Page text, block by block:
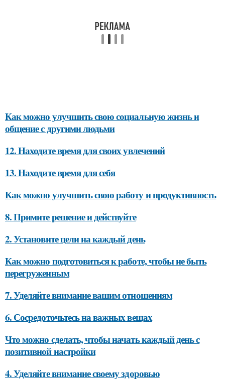
Как можно улучшить свою социальную жизнь и
общение с другими людьми
12. Находите время для своих увлечений
13. Находите время для себя
Как можно улучшить свою работу и продуктивность
8. Примите решение и действуйте
2. Установите цели на каждый день
Как можно подготовиться к работе, чтобы не быть
перегруженным
7. Уделяйте внимание вашим отношениям
6. Сосредоточьтесь на важных вещах
Что можно сделать, чтобы начать каждый день с
позитивной настройки
4. Уделяйте внимание своему здоровью